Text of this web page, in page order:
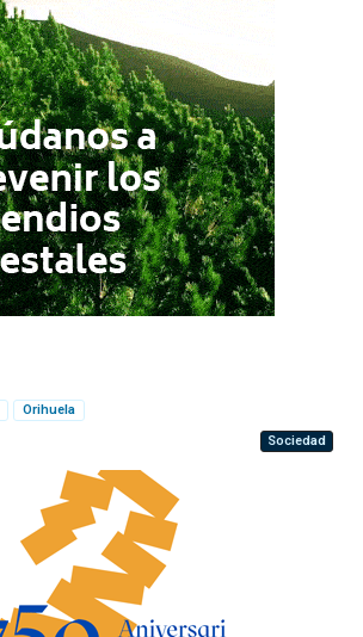
Orihuela
Sociedad